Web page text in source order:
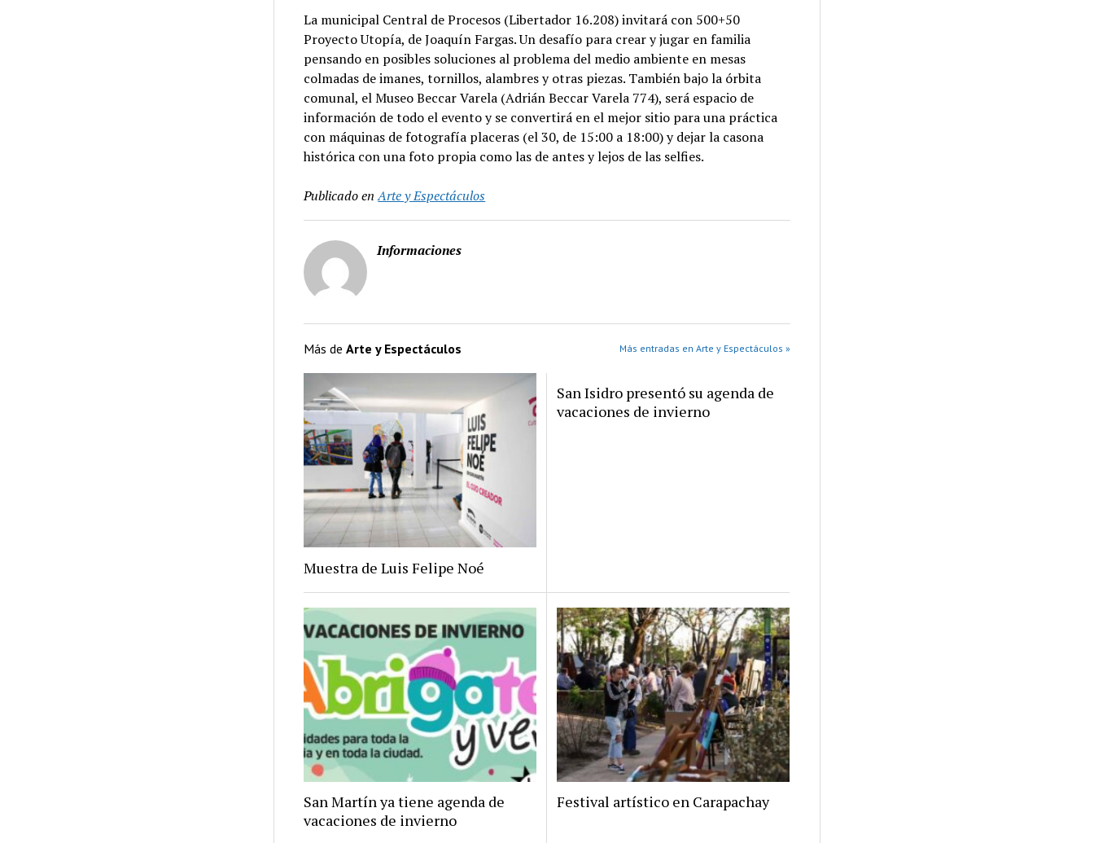
La municipal Central de Procesos (Libertador 16.208) invitará con 500+50
Proyecto Utopía, de Joaquín Fargas. Un desafío para crear y jugar en familia
pensando en posibles soluciones al problema del medio ambiente en mesas
colmadas de imanes, tornillos, alambres y otras piezas. También bajo la órbita
comunal, el Museo Beccar Varela (Adrián Beccar Varela 774), será espacio de
información de todo el evento y se convertirá en el mejor sitio para una práctica
con máquinas de fotografía placeras (el 30, de 15:00 a 18:00) y dejar la casona
histórica con una foto propia como las de antes y lejos de las selfies.
Publicado en Arte y Espectáculos
Informaciones
Más deArte y Espectáculos Más entradas en Arte y Espectáculos »
Muestra de Luis Felipe Noé
San Isidro presentó su agenda de
vacaciones de invierno
San Martín ya tiene agenda de
vacaciones de invierno
Festival artístico en Carapachay